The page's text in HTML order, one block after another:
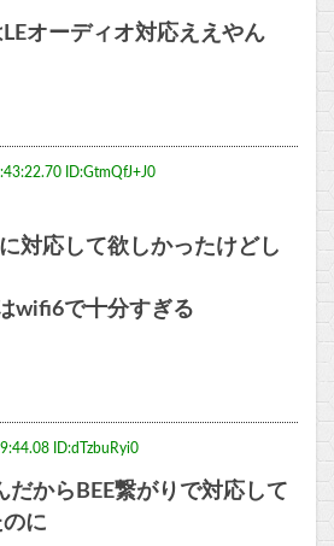
オーディオ対応ええやん
ID:GtmQfJ+J0
対応して欲しかったけどし
wifi6で十分すぎる
ID:dTzbuRyi0
からBEE繋がりで対応して
に